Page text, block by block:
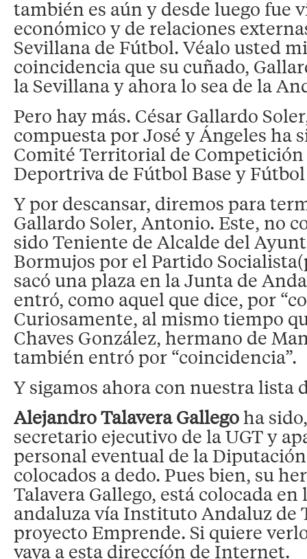
también es aún y desde luego fue
económico y de relaciones
Sevillana de Fútbol. Véalo usted
coincidencia que su cuñado,
la Sevillana y ahora lo sea de la
Pero hay más. César Gallardo
compuesta por José y Ángeles ha
Comité Territorial de
Deportriva de Fútbol Base y Fútbol
Y por descansar, diremos para
Gallardo Soler, Antonio. Este, no
sido Teniente de Alcalde del
Bormujos por el Partido
sacó una plaza en la Junta de
entró, como aquel que dice, por
Curiosamente, al mismo tiempo
Chaves González, hermano de
también entró por “coincidencia”.
Y sigamos ahora con nuestra lista
Alejandro Talavera Gallego ha
secretario ejecutivo de la UGT y
personal eventual de la
colocados a dedo. Pues bien, su
Talavera Gallego, está colocada
andaluza vía Instituto Andaluz de
proyecto Emprende. Si quiere
vaya a esta direccíón de Internet.